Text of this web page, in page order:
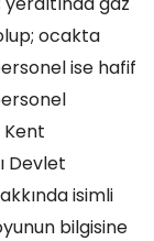
ocakta
ise hafif
Kent
Devlet
isimli
bilgisine